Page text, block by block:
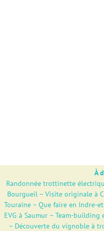
À
Randonnée trottinette
Bourgueil– Visite originale à
Touraine – Que faire en Indre-
EVG à Saumur– Team-building
– Découverte du vignoble à